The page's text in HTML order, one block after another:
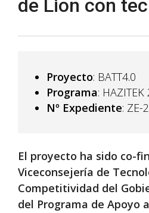
de Lion con
Proyecto: BATT4.0
Programa: HAZITEK
Nº Expediente: ZE-
El proyecto ha sido co-
Viceconsejería de
Competitividad del
del Programa de Apoyo